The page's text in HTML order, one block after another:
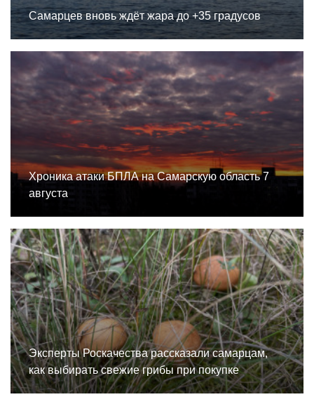
Самарцев вновь ждёт жара до +35 градусов
Хроника атаки БПЛА на Самарскую область 7
августа
Эксперты Роскачества рассказали самарцам,
как выбирать свежие грибы при покупке